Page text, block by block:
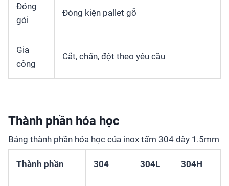
Đóng
gói
Đóng kiện pallet gỗ
Gia
công
Cắt, chấn, đột theo yêu cầu
Thành phần hóa học
Bảng thành phần hóa học của inox tấm 304 dày 1.5mm
Thành phần 304 304L 304H